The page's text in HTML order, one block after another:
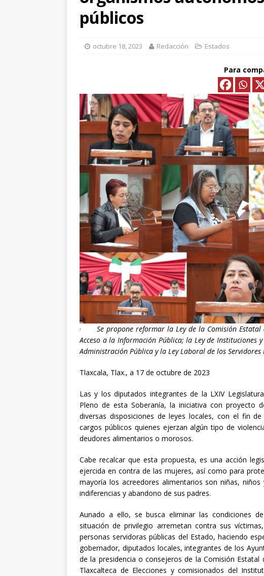
CONVENCIONAL PARA
[ abril 15, 2026 ] Presenta Ray
[ abril 13, 2026 ] No es tiempo
[ abril 13, 2026 ]
Confirma
discutirán
[ abril 13, 2026 ] CLAUDIA
“ROSARIO
[ abril 30, 2024 ]
Lotería
públicos
octubre 18, 2023 Redacción Estados
Para
· Se propone reformar la Ley de la Comisión
Acceso a la Información Pública; la Ley de Instituciones
Administración Pública y la Ley Laboral de los Servidores
Tlaxcala, Tlax., a 17 de octubre de 2023
Las y los diputados integrantes de la LXIV
Pleno de esta Soberanía, la iniciativa con proyecto
diversas disposiciones de leyes locales, con el fin
cargos públicos quienes ejerzan algún tipo de
deudores alimentarios o morosos.
Cabe recalcar que esta propuesta, es una acción
ejercida en contra de las mujeres, así como para
mayoría los acreedores alimentarios son niñas,
indiferencias y abandono de sus padres.
Aunado a ello, se busca eliminar las condiciones
situación de privilegio arremetan contra sus
personas servidoras públicas del Estado, haciendo
gobernador, diputados locales, integrantes de los
de la presidencia o consejeros de la Comisión
Tlaxcalteca de Elecciones y comisionados del